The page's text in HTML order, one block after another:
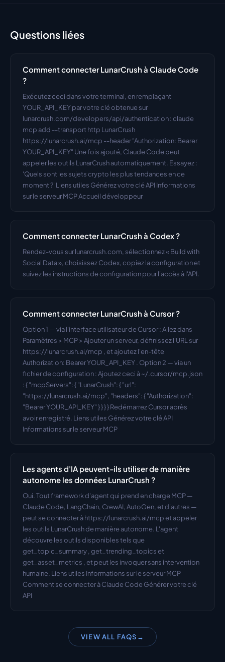
Questions liées
Comment connecter LunarCrush à Claude Code
?
Exécutez ceci dans votre terminal, en remplaçant
YOUR_API_KEY par votre clé obtenue sur
lunarcrush.com/developers/api/authentication : claude
mcp add --transport http LunarCrush
https://lunarcrush.ai/mcp --header "Authorization: Bearer
YOUR_API_KEY" Une fois ajouté, Claude Code peut
appeler les outils LunarCrush automatiquement. Essayez :
'Quels sont les sujets crypto les plus tendances en ce
moment ?' Liens utiles Générez votre clé API Informations
sur le serveur MCP Accueil développeur
Comment connecter LunarCrush à Codex ?
Rendez-vous sur lunarcrush.com, sélectionnez « Build with
Social Data », choisissez Codex, copiez la configuration et
suivez les instructions de configuration pour l'accès à l'API.
Comment connecter LunarCrush à Cursor ?
Option 1 — via l'interface utilisateur de Cursor : Allez dans
Paramètres > MCP > Ajouter un serveur, définissez l'URL sur
https://lunarcrush.ai/mcp , et ajoutez l'en-tête
Authorization: Bearer YOUR_API_KEY . Option 2 — via un
fichier de configuration : Ajoutez ceci à ~/.cursor/mcp.json
: { "mcpServers": { "LunarCrush": { "url":
"https://lunarcrush.ai/mcp", "headers": { "Authorization":
"Bearer YOUR_API_KEY" } } } } Redémarrez Cursor après
avoir enregistré. Liens utiles Générez votre clé API
Informations sur le serveur MCP
Les agents d'IA peuvent-ils utiliser de manière
autonome les données LunarCrush ?
Oui. Tout framework d'agent qui prend en charge MCP —
Claude Code, LangChain, CrewAI, AutoGen, et d'autres —
peut se connecter à https://lunarcrush.ai/mcp et appeler
les outils LunarCrush de manière autonome. L'agent
découvre les outils disponibles tels que
get_topic_summary , get_trending_topics et
get_asset_metrics , et peut les invoquer sans intervention
humaine. Liens utiles Informations sur le serveur MCP
Comment se connecter à Claude Code Générer votre clé
API
VIEW ALL FAQS →